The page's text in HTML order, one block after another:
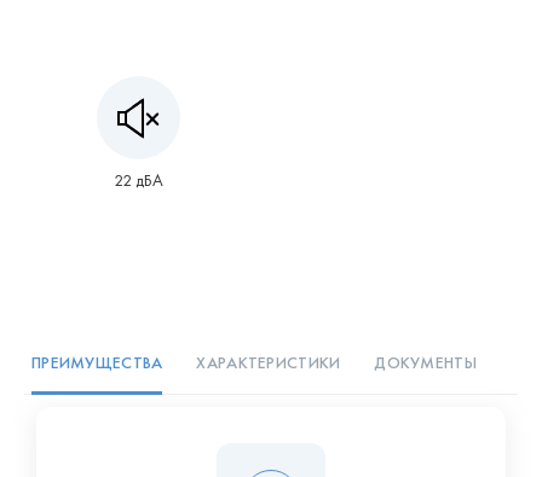
22 дБА
ПРЕИМУЩЕСТВА ХАРАКТЕРИСТИКИ ДОКУМЕНТЫ